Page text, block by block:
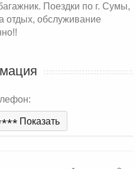
Поездки по г. Сумы,
отдых, обслуживание
*** Показать